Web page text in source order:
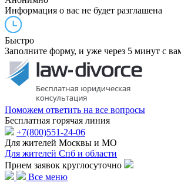
Информация о вас не будет разглашена
Быстро
Заполните форму, и уже через 5 минут с
Поможем ответить на все вопросы
Бесплатная горячая линия
+7(800)551-24-06
Для жителей Москвы и МО
Для жителей Спб и области
Прием заявок круглосуточно
Все меню